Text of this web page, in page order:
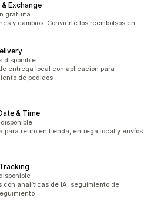
Exchange
gratuita
y cambios. Convierte los reembolsos en
disponible
entrega local con aplicación para
de pedidos
& Time
para retiro en tienda, entrega local y envíos.
con analíticas de IA, seguimiento de